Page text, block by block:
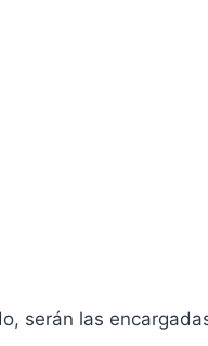
serán las